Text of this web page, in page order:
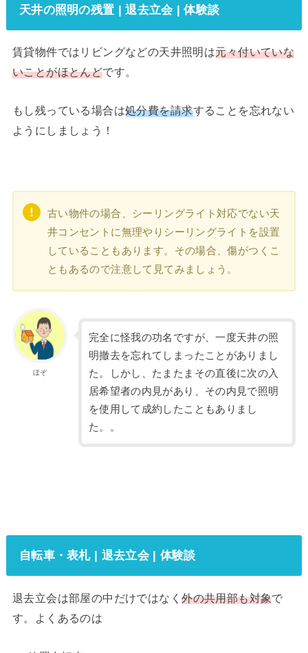
天井の照明の残置 | 退去立会 | 体験談
賃貸物件ではリビングなどの天井照明は元々付いていな
いことがほとんどです。
もし残っている場合は処分費を請求することを忘れない
ようにしましょう！
古い物件の場合、シーリングライト対応でない天
井コンセントに無理やりシーリングライトを設置
していることもあります。その場合、傷がつくこ
ともあるので注意して見てみましょう。
ほぞ
完全に怪我の功名ですが、一度天井の照
明撤去を忘れてしまったことがありまし
た。しかし、たまたまその直後に次の入
居希望者の内見があり、その内見で照明
を使用して成約したこともありまし
た。。
自転車・表札 | 退去立会 | 体験談
退去立会は部屋の中だけではなく外の共用部も対象で
す。よくあるのは